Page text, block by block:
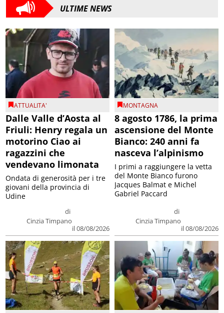
ULTIME NEWS
ATTUALITA'
Dalle Valle d’Aosta al
Friuli: Henry regala un
motorino Ciao ai
ragazzini che
vendevano limonata
di
Cinzia Timpano
il 08/08/2026
Ondata di generosità per i tre
giovani della provincia di
Udine
MONTAGNA
8 agosto 1786, la prima
ascensione del Monte
Bianco: 240 anni fa
nasceva l’alpinismo
di
Cinzia Timpano
il 08/08/2026
I primi a raggiungere la vetta
del Monte Bianco furono
Jacques Balmat e Michel
Gabriel Paccard